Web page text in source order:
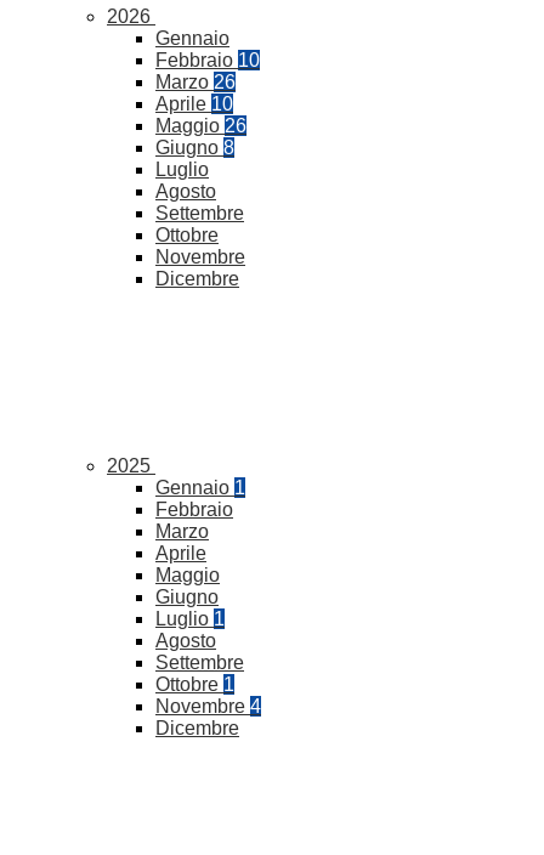
2026
Gennaio
Febbraio 10
Marzo 26
Aprile 10
Maggio 26
Giugno 8
Luglio
Agosto
Settembre
Ottobre
Novembre
Dicembre
2025
Gennaio 1
Febbraio
Marzo
Aprile
Maggio
Giugno
Luglio 1
Agosto
Settembre
Ottobre 1
Novembre 4
Dicembre